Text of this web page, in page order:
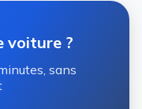
voiture ?
sans